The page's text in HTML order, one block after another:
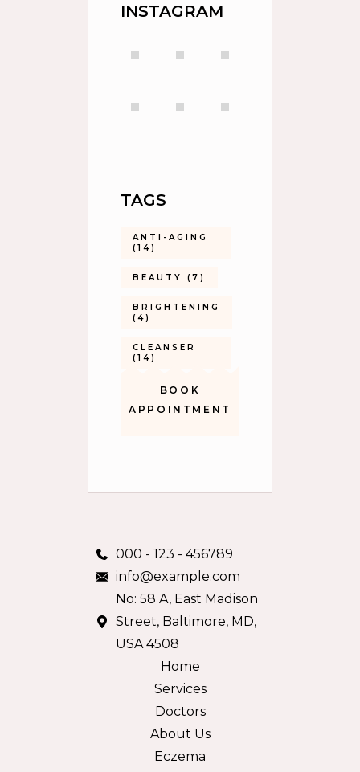
INSTAGRAM
TAGS
ANTI-AGING
(14)
BEAUTY (7)
BRIGHTENING
(4)
CLEANSER
(14)
BOOK
APPOINTMENT
000 - 123 - 456789
info@example.com
No: 58 A, East Madison
Street, Baltimore, MD,
USA 4508
Home
Services
Doctors
About Us
Eczema